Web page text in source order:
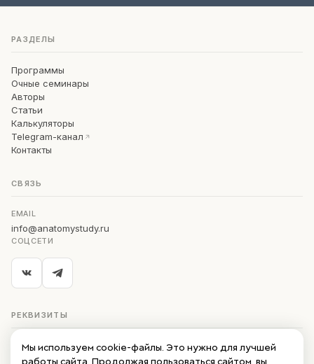
РАЗДЕЛЫ
Программы
Очные семинары
Авторы
Статьи
Калькуляторы
Telegram-канал
Контакты
СВЯЗЬ
EMAIL
info@anatomystudy.ru
СОЦСЕТИ
РЕКВИЗИТЫ
ИП Семёнов А. С.
Мы используем cookie-файлы. Это нужно для лучшей
работы сайта. Продолжая пользоваться сайтом, вы